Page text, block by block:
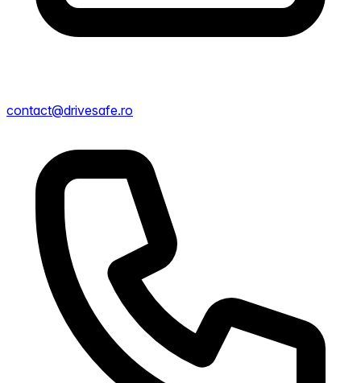
contact@drivesafe.ro